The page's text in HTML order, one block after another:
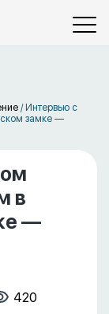
/ Интервью с
замке —
в
—
420